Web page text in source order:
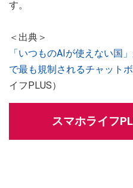
す。
＜出典＞
「いつものAIが使えない国
で最も規制されるチャット
イフPLUS）
スマホライフ